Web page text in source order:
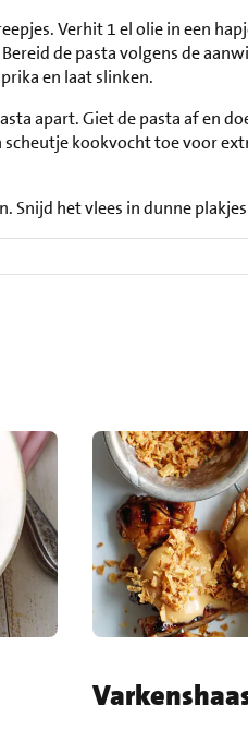
Verhit 1 el olie in een
de pasta volgens de
en laat slinken.
apart. Giet de pasta af en
kookvocht toe voor
Snijd het vlees in dunne